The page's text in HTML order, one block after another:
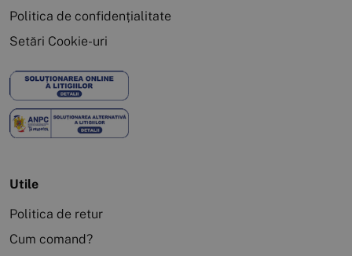
Politica de confidențialitate
Setări Cookie-uri
Utile
Politica de retur
Cum comand?